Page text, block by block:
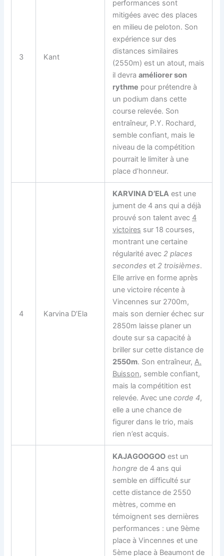
3 Kant
performances sont
mitigées avec des places
en milieu de peloton. Son
expérience sur des
distances similaires
(2550m) est un atout, mais
il devraaméliorer son
rythme pour prétendre à
un podium dans cette
course relevée. Son
entraîneur, P.Y. Rochard,
semble confiant, mais le
niveau de la compétition
pourrait le limiter à une
place d’honneur.
4 Karvina D’Ela
KARVINA D’ELA est une
jument de 4 ans qui a déjà
prouvé son talent avec 4
victoires sur 18 courses,
montrant une certaine
régularité avec 2 places
secondes et 2 troisièmes.
Elle arrive en forme après
une victoire récente à
Vincennes sur 2700m,
mais son dernier échec sur
2850m laisse planer un
doute sur sa capacité à
briller sur cette distance de
2550m. Son entraîneur, A.
Buisson, semble confiant,
mais la compétition est
relevée. Avec unecorde 4,
elle a une chance de
figurer dans le trio, mais
rien n’est acquis.
KAJAGOOGOO est un
hongre de 4 ans qui
semble en difficulté sur
cette distance de 2550
mètres, comme en
témoignent ses dernières
performances : une 9ème
place à Vincennes et une
5ème place à Beaumont de